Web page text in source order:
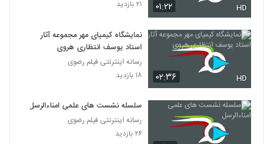
۰۱:۲۲ HD
۲۱ بازدید
۰۲:۳۶ HD
نمایشگاه کیمیای مهر مجموعه آثار
استاد یوسف انتظاری هروی
رسانه اینترنتی فیلم رضوی
۱۸ بازدید
سلسله نشست های علمی امناءالرسل
رسانه اینترنتی فیلم رضوی
۲۶ بازدید